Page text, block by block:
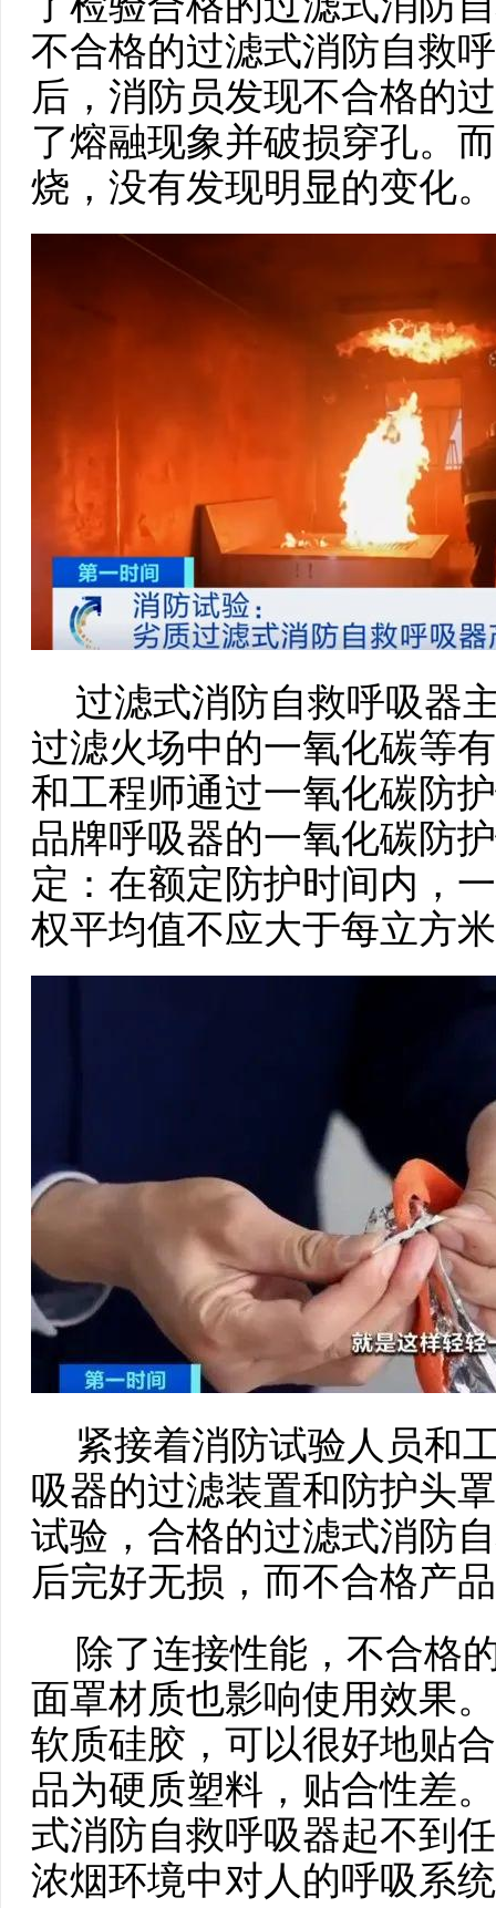
不合格的过滤式消防自救
后，消防员发现不合格的
了熔融现象并破损穿孔。
烧，没有发现明显的变化。
过滤式消防自救呼吸器
过滤火场中的一氧化碳等
和工程师通过一氧化碳防
品牌呼吸器的一氧化碳防
定：在额定防护时间内，
权平均值不应大于每立方
紧接着消防试验人员和
吸器的过滤装置和防护头
试验，合格的过滤式消防
后完好无损，而不合格产
除了连接性能，不合格
面罩材质也影响使用效果
软质硅胶，可以很好地贴
品为硬质塑料，贴合性差
式消防自救呼吸器起不到
浓烟环境中对人的呼吸系